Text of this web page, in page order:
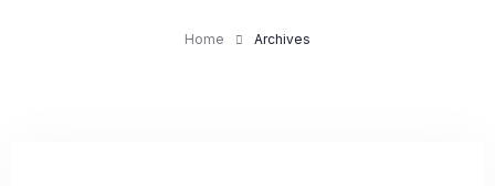
Home Archives